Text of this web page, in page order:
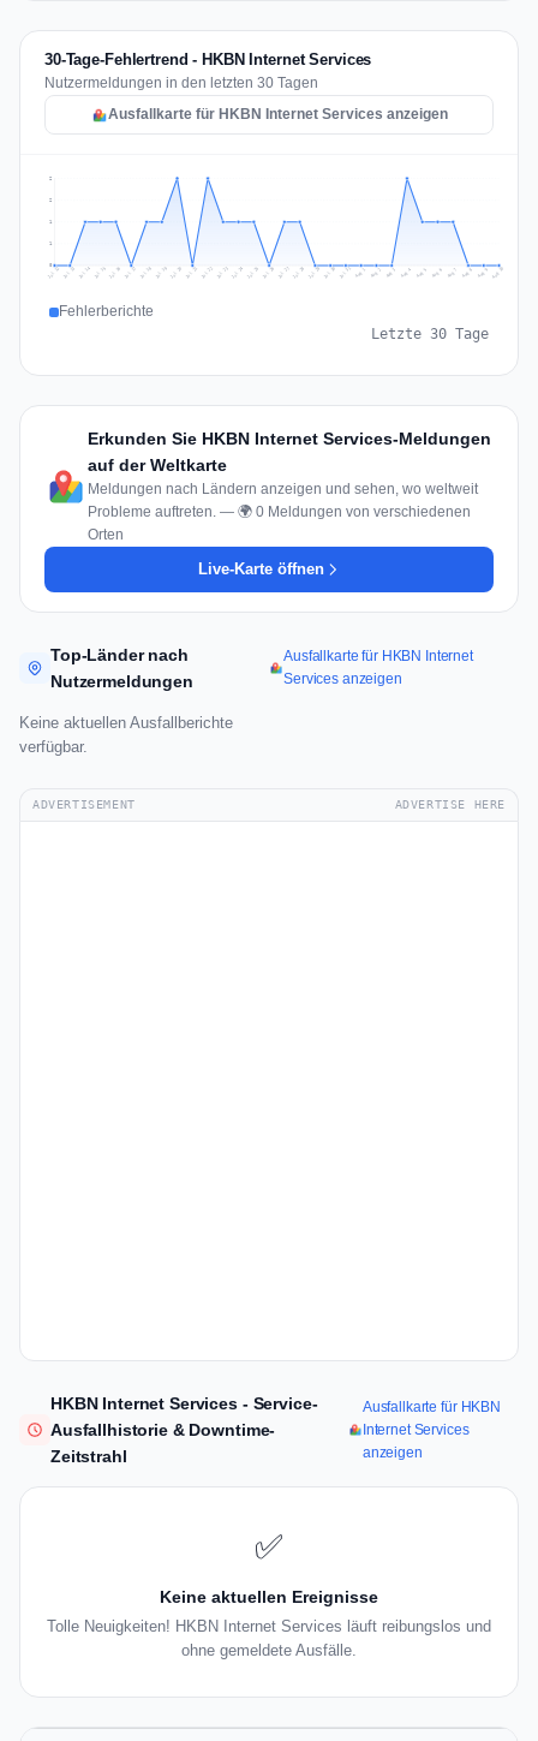
30-Tage-Fehlertrend - HKBN Internet Services
Nutzermeldungen in den letzten 30 Tagen
Ausfallkarte für HKBN Internet Services anzeigen
1
1
2
2
Jul 12 Jul 13 Jul 14 Jul 15 Jul 16 Jul 17 Jul 18 Jul 19 Jul 20 Jul 21 Jul 22 Jul 23 Jul 24 Jul 25 Jul 26 Jul 27 Jul 28 Jul 29 Jul 30 Jul 31 Aug 1 Aug 2 Aug 3 Aug 4 Aug 5 Aug 6 Aug 7 Aug 8 Aug 9 Aug 10
Fehlerberichte
Letzte 30 Tage
Erkunden Sie HKBN Internet Services-Meldungen
auf der Weltkarte
Meldungen nach Ländern anzeigen und sehen, wo weltweit
Probleme auftreten. — 🌍 0 Meldungen von verschiedenen
Orten
Live-Karte öffnen
Top-Länder nach
Nutzermeldungen
Ausfallkarte für HKBN Internet
Services anzeigen
Keine aktuellen Ausfallberichte
verfügbar.
ADVERTISEMENT ADVERTISE HERE
HKBN Internet Services - Service-
Ausfallhistorie & Downtime-
Zeitstrahl
Ausfallkarte für HKBN
Internet Services
anzeigen
✅
Keine aktuellen Ereignisse
Tolle Neuigkeiten! HKBN Internet Services läuft reibungslos und
ohne gemeldete Ausfälle.